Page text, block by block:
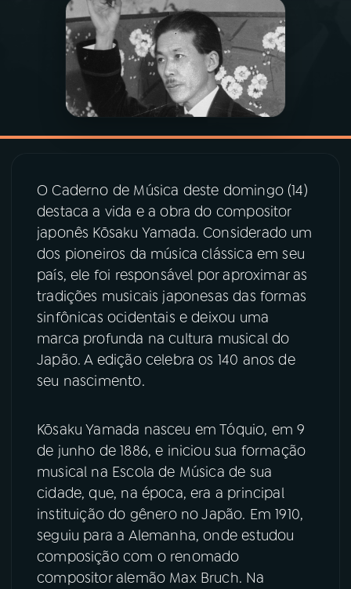
PROGRAMAÇÃO
PROGRAMAS
PODCASTS
07 ÚLTIMAS
PRÊMIO RÁDIO MEC
ACOMPANHE A RÁDIO MEC
YouTube Facebook
TikTok
O Caderno de Música deste domingo (14)
destaca a vida e a obra do compositor
japonês Kōsaku Yamada. Considerado um
dos pioneiros da música clássica em seu
país, ele foi responsável por aproximar as
tradições musicais japonesas das formas
sinfônicas ocidentais e deixou uma
marca profunda na cultura musical do
Japão. A edição celebra os 140 anos de
seu nascimento.
Kōsaku Yamada nasceu em Tóquio, em 9
de junho de 1886, e iniciou sua formação
musical na Escola de Música de sua
cidade, que, na época, era a principal
instituição do gênero no Japão. Em 1910,
seguiu para a Alemanha, onde estudou
composição com o renomado
compositor alemão Max Bruch. Na